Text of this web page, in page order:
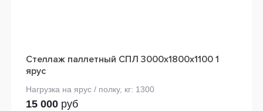
Стеллаж паллетный СПЛ 3000х1800х1100 1
ярус
15 000 руб